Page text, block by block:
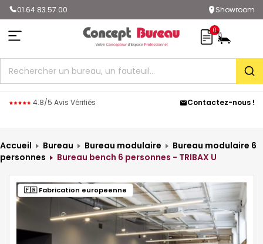
01.64.83.57.00 Showroom
0
4.8/5 Avis Vérifiés Contactez-nous !
Accueil Bureau Bureau modulaire
Bureau modulaire 6
personnes
Bureau bench 6 personnes - TRIBAX U